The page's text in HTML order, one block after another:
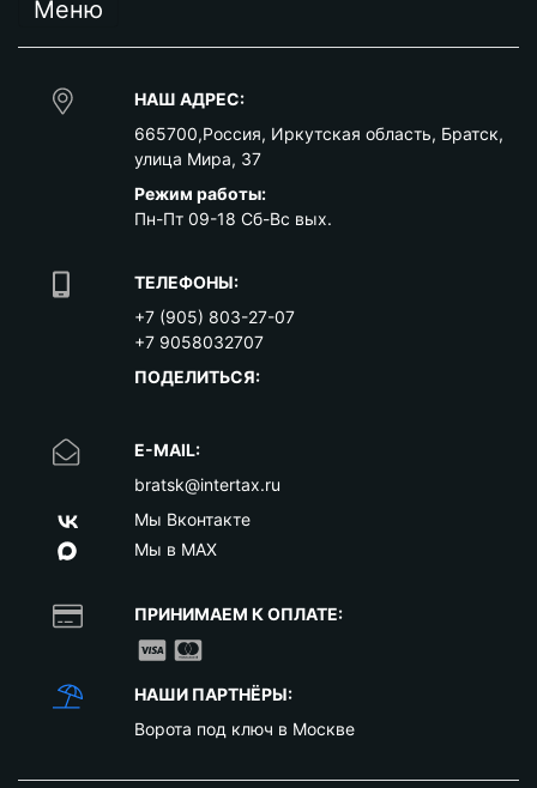
Меню
НАШ АДРЕС:
665700,Россия, Иркутская область, Братск,
улица Мира, 37
Режим работы:
Пн-Пт 09-18 Сб-Вс вых.
ТЕЛЕФОНЫ:
+7 (905) 803-27-07
+7 9058032707
ПОДЕЛИТЬСЯ:
E-MAIL:
bratsk@intertax.ru
Мы Вконтакте
Мы в MAX
ПРИНИМАЕМ К ОПЛАТЕ:
НАШИ ПАРТНЁРЫ:
Ворота под ключ в Москве